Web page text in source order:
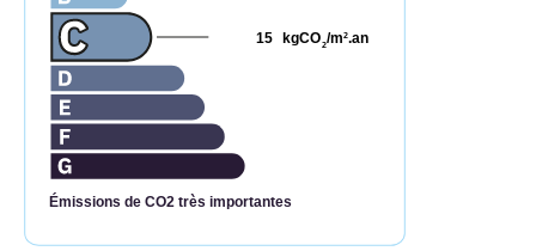
Émissions de CO2 très importantes
kgCO2/m2.an
15